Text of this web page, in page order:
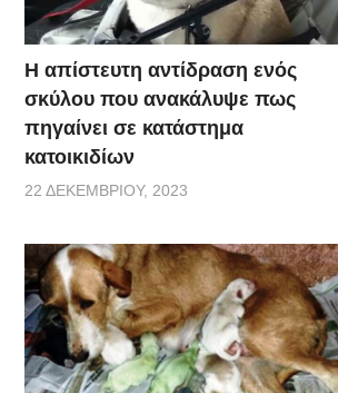
Η απίστευτη αντίδραση ενός
σκύλου που ανακάλυψε πως
πηγαίνει σε κατάστημα
κατοικιδίων
22 ΔΕΚΕΜΒΡΊΟΥ, 2023